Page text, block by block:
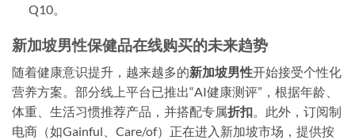
Q10。
新加坡男性保健品在线购买的未来趋势
随着健康意识提升，越来越多的新加坡男性开始接受个性化
营养方案。部分线上平台已推出“AI健康测评”，根据年龄、
体重、生活习惯推荐产品，并搭配专属折扣。此外，订阅制
电商（如Gainful、Care/of）正在进入新加坡市场，提供按